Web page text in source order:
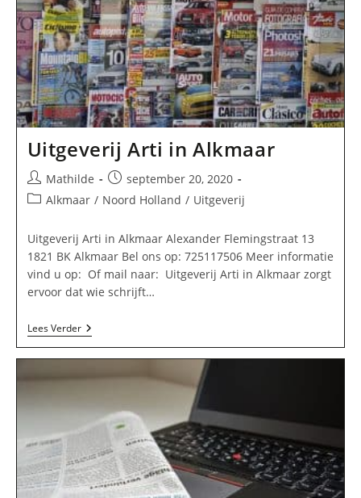
Uitgeverij Arti in Alkmaar
Bericht
auteur:
Mathilde
Bericht
gepubliceerd
september 20, 2020
Berichtcategorie:
Alkmaar / Noord Holland / Uitgeverij
Uitgeverij Arti in Alkmaar Alexander Flemingstraat 13
1821 BK Alkmaar Bel ons op: 725117506 Meer informatie
vind u op: Of mail naar: Uitgeverij Arti in Alkmaar zorgt
ervoor dat wie schrijft…
Lees VerderUitgeverij
Arti